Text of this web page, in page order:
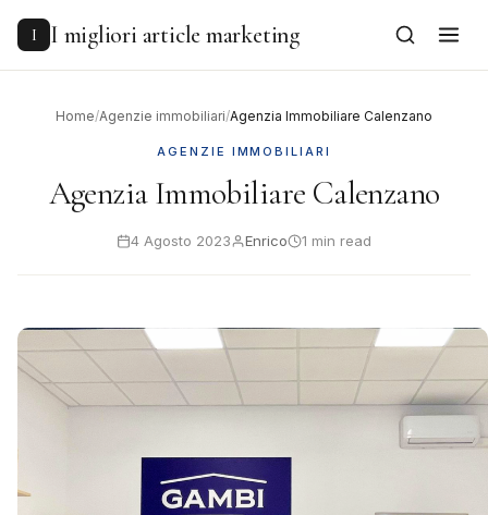
content
I I migliori article marketing
Home/Agenzie immobiliari/Agenzia Immobiliare Calenzano
AGENZIE IMMOBILIARI
Agenzia Immobiliare Calenzano
4 Agosto 2023 Enrico 1 min read